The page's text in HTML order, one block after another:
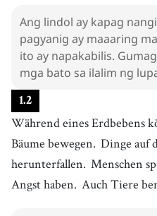
Ang lindol ay kapag
pagyanig ay maaaring
ito ay napakabilis.
mga bato sa ilalim ng
1.2
Während eines Erdbebens
Bäume bewegen. Dinge auf
herunterfallen. Menschen
Angst haben. Auch Tiere